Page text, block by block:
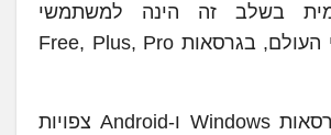
בשלב זה הינה למשתמשי
macOS ברחבי העולם, בגרסאות Free, Plus, Pro
לפי החברה, גרסאות Windows ו-Android צפויות